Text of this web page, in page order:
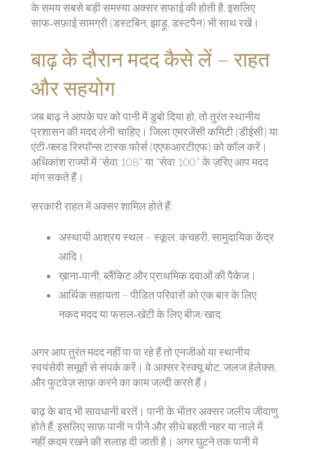
के समय सबसे बड़ी समस्या अक्सर सफाई की होती है, इसलिए
साफ‑सफ़ाई सामग्री (डस्टबिन, झाड़ू, डस्टपैन) भी साथ रखें।
बाढ़ के दौरान मदद कैसे लें – राहत
और सहयोग
जब बाढ़ ने आपके घर को पानी में डुबो दिया हो, तो तुरंत स्थानीय
प्रशासन की मदद लेनी चाहिए। जिला एमरजेंसी कमिटी (डीईसी) या
एंटी‑फ्लड रिस्पॉन्स टास्क फोर्स (एएफआरटीएफ) को कॉल करें।
अधिकांश राज्यों में “सेवा 108” या “सेवा 100” के ज़रिए आप मदद
मांग सकते हैं।
सरकारी राहत में अक्सर शामिल होते हैं:
अस्थायी आश्रय स्थल – स्कूल, कचहरी, सामुदायिक केंद्र
आदि।
ख़ाना‑पानी, ब्लैंकिट और प्राथमिक दवाओं की पैकेज।
आर्थिक सहायता – पीडित परिवारों को एक बार के लिए
नकद मदद या फसल‑खेटी के लिए बीज/खाद.
अगर आप तुरंत मदद नहीं पा पा रहे हैं तो एनजीओ या स्थानीय
स्वयंसेवी समूहों से संपर्क करें। वे अक्सर रेस्क्यू बोट, जलज हेलेक्स,
और फुटवेज़ साफ़ करने का काम जल्दी करते हैं।
बाढ़ के बाद भी सावधानी बरतें। पानी के भीतर अक्सर जलीय जीवाणु
होते हैं, इसलिए साफ़ पानी न पीने और सीधे बहती नहर या नाले में
नहीं कदम रखने की सलाह दी जाती है। अगर घुटने तक पानी में